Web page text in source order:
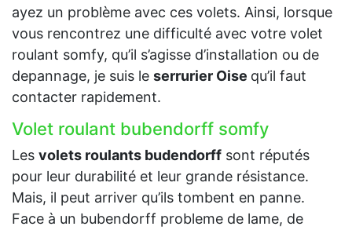
ayez un problème avec ces volets. Ainsi, lorsque
vous rencontrez une difficulté avec votre volet
roulant somfy, qu’il s’agisse d’installation ou de
depannage, je suis le serrurier Oise qu’il faut
contacter rapidement.
Volet roulant bubendorff somfy
Les volets roulants budendorff sont réputés
pour leur durabilité et leur grande résistance.
Mais, il peut arriver qu’ils tombent en panne.
Face à un bubendorff probleme de lame, de